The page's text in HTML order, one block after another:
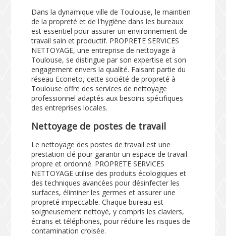
Dans la dynamique ville de Toulouse, le maintien
de la propreté et de l'hygiène dans les bureaux
est essentiel pour assurer un environnement de
travail sain et productif. PROPRETE SERVICES
NETTOYAGE, une entreprise de nettoyage à
Toulouse, se distingue par son expertise et son
engagement envers la qualité. Faisant partie du
réseau Econeto, cette société de propreté à
Toulouse offre des services de nettoyage
professionnel adaptés aux besoins spécifiques
des entreprises locales.
Nettoyage de postes de travail
Le nettoyage des postes de travail est une
prestation clé pour garantir un espace de travail
propre et ordonné. PROPRETE SERVICES
NETTOYAGE utilise des produits écologiques et
des techniques avancées pour désinfecter les
surfaces, éliminer les germes et assurer une
propreté impeccable. Chaque bureau est
soigneusement nettoyé, y compris les claviers,
écrans et téléphones, pour réduire les risques de
contamination croisée.